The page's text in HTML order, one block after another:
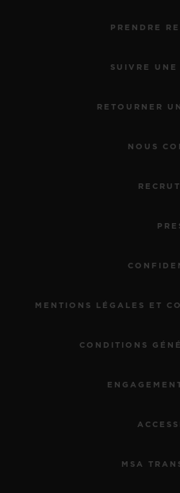
PRENDRE
SUIVRE UNE
RETOURNER
NOUS
MENTIONS LÉGALES ET
CONDITIONS
MSA